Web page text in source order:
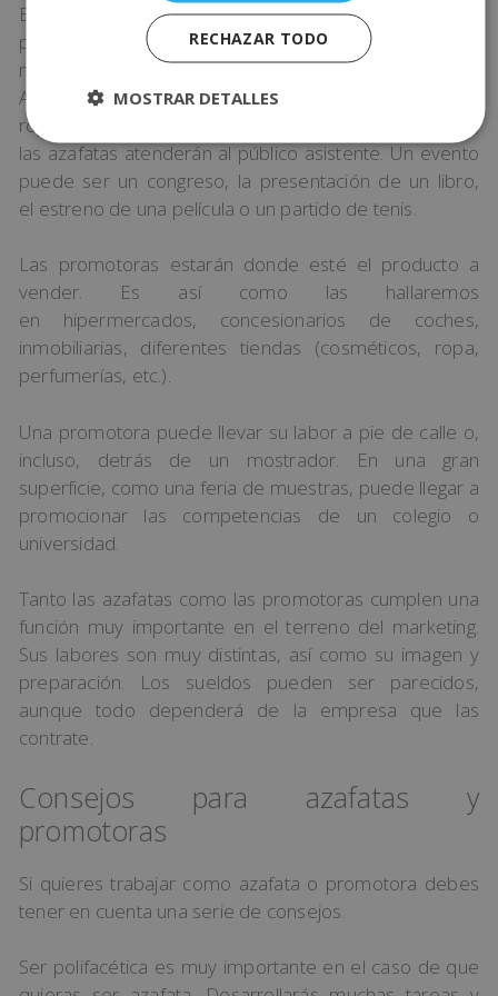
Existen azafatas cuya única función es la imagen. Estas
pueden estar incluso sin dirigirse al público, solamente
mostrando su presencia, haciendo gala de una marca.
Así, será normal que las encontremos en tiendas de
ropa, concesionarios, discotecas, etc. En los eventos,
las azafatas atenderán al público asistente. Un evento
puede ser un congreso, la presentación de un libro,
el estreno de una película o un partido de tenis.
Las promotoras estarán donde esté el producto a
vender. Es así como las hallaremos
en hipermercados, concesionarios de coches,
inmobiliarias, diferentes tiendas (cosméticos, ropa,
perfumerías, etc.).
Una promotora puede llevar su labor a pie de calle o,
incluso, detrás de un mostrador. En una gran
superficie, como una feria de muestras, puede llegar a
promocionar las competencias de un colegio o
universidad.
Tanto las azafatas como las promotoras cumplen una
función muy importante en el terreno del marketing.
Sus labores son muy distintas, así como su imagen y
preparación. Los sueldos pueden ser parecidos,
aunque todo dependerá de la empresa que las
contrate.
Consejos para azafatas y
promotoras
Si quieres trabajar como azafata o promotora debes
tener en cuenta una serie de consejos.
Ser polifacética es muy importante en el caso de que
RECHAZAR TODO
MOSTRAR DETALLES